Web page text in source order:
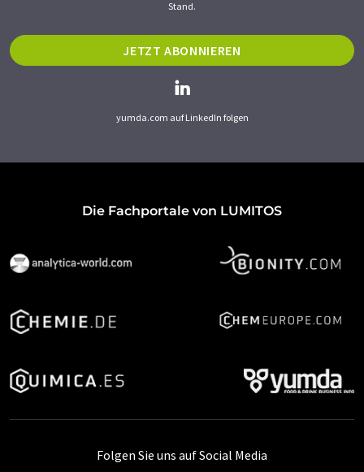
Stand.
JETZT ABONNIEREN
yumda.com auf LinkedIn folgen
Die Fachportale von LUMITOS
Folgen Sie uns auf Social Media